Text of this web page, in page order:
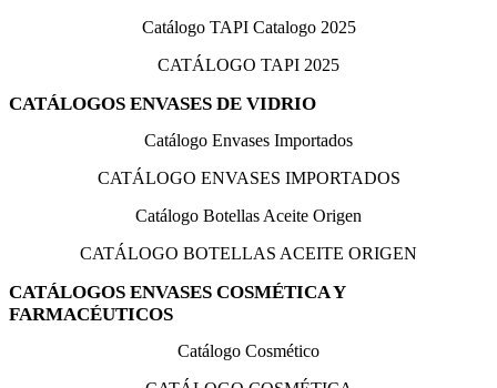
Catálogo TAPI Catalogo 2025
CATÁLOGO TAPI 2025
CATÁLOGOS ENVASES DE VIDRIO
Catálogo Envases Importados
CATÁLOGO ENVASES IMPORTADOS
Catálogo Botellas Aceite Origen
CATÁLOGO BOTELLAS ACEITE ORIGEN
CATÁLOGOS ENVASES COSMÉTICA Y
FARMACÉUTICOS
Catálogo Cosmético